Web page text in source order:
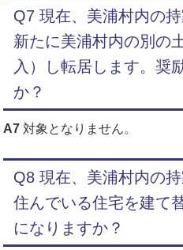
Q7 現在、美浦村内の
新たに美浦村内の別の
入）し転居します。奨
か？
A7 対象となりません。
Q8 現在、美浦村内の
住んでいる住宅を建て
になりますか？